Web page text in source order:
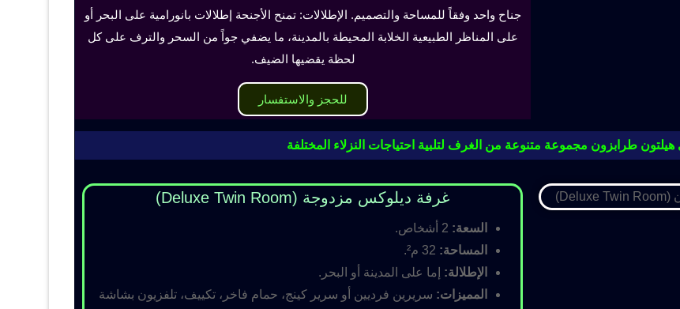
جناح واحد وفقاً للمساحة والتصميم. الإطلالات: تمنح الأجنحة إطلالات بانورامية على البحر أو
على المناظر الطبيعية الخلابة المحيطة بالمدينة، ما يضفي جواً من السحر والترف على كل
لحظة يقضيها الضيف.
للحجز والاستفسار
طرابزون مجموعة متنوعة من الغرف لتلبية احتياجات النزلاء المختلفة
غرفة ديلوكس مزدوجة (Deluxe Twin Room)
السعة:
المساحة:
الإطلالة: إما على المدينة أو البحر.
المميزات: سريرين فرديين أو سرير كينج، حمام فاخر، تكييف، تلفزيون بشاشة